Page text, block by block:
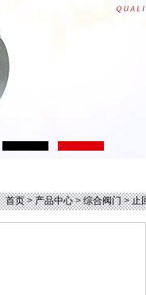
首页>产品中心>综合阀门>止